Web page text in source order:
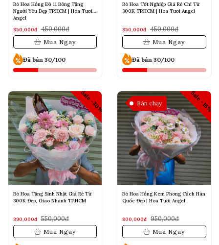
Bó Hoa Hồng Đỏ 11 Bông Tặng
Người Yêu Đẹp TP.HCM | Hoa Tươi
Angel
350,000đ
450,000đ
Mua Ngay
Đã bán 30/100
Bó Hoa Tốt Nghiệp Giá Rẻ Chỉ Từ
300K TP.HCM | Hoa Tươi Angel
350,000đ 450,000đ
Mua Ngay
Đã bán 30/100
Sale -30%
Bó Hoa Tặng Sinh Nhật Giá Rẻ Từ
300K Đẹp, Giao Nhanh TP.HCM
390,000đ 550,000đ
Mua Ngay
Bán chạy Sale -16%
Bó Hoa Hồng Kem Phong Cách Hàn
Quốc Đẹp | Hoa Tươi Angel
800,000đ 950,000đ
Mua Ngay